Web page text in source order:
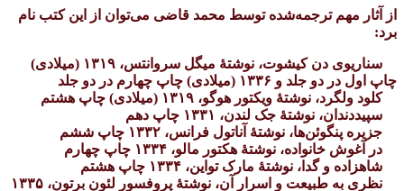
از آثار مهم ترجمه‌شده توسط محمد قاضی می‌توان از این کتب نام
برد:
سناریوی دن کیشوت، نوشتهٔ میگل سروانتس، ۱۳۱۹ (میلادی)
چاپ اول در دو جلد و ۱۳۳۶ (میلادی) چاپ چهارم در دو جلد
کلود ولگرد، نوشتهٔ ویکتور هوگو، ۱۳۱۹ (میلادی) چاپ هشتم
سپیددندان، نوشتهٔ جک لندن، ۱۳۳۱ چاپ دهم
جزیره پنگوئن‌ها، نوشتهٔ آناتول فرانس، ۱۳۳۲ چاپ ششم
در آغوش خانواده، نوشتهٔ هکتور مالو، ۱۳۳۴ چاپ چهارم
شاهزاده و گدا، نوشتهٔ مارک تواین، ۱۳۳۴ چاپ هشتم
نظری به طبیعت و اسرار آن، نوشتهٔ پروفسور لئون برتون، ۱۳۳۵